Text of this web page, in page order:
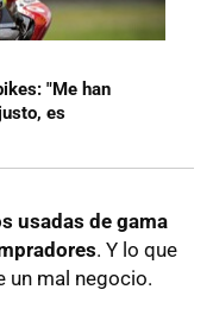
"Me han
es
usadas de gama
. Y lo que
un mal negocio.